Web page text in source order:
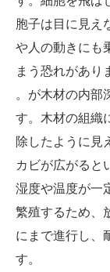
胞子は目に見え
や人の動きにも
まう恐れがあり
。が木材の内部
す。木材の組織
除したように見
カビが広がると
湿度や温度が一
繁殖するため、
にまで進行し、
す。